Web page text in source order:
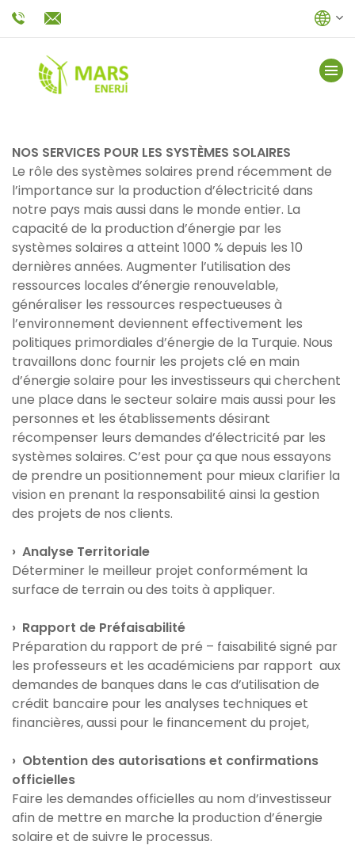
NOS SERVICES POUR LES SYSTÈMES SOLAIRES
Le rôle des systèmes solaires prend récemment de
l’importance sur la production d’électricité dans
notre pays mais aussi dans le monde entier. La
capacité de la production d’énergie par les
systèmes solaires a atteint 1000 % depuis les 10
dernières années. Augmenter l’utilisation des
ressources locales d’énergie renouvelable,
généraliser les ressources respectueuses à
l’environnement deviennent effectivement les
politiques primordiales d’énergie de la Turquie. Nous
travaillons donc fournir les projets clé en main
d’énergie solaire pour les investisseurs qui cherchent
une place dans le secteur solaire mais aussi pour les
personnes et les établissements désirant
récompenser leurs demandes d’électricité par les
systèmes solaires. C’est pour ça que nous essayons
de prendre un positionnement pour mieux clarifier la
vision en prenant la responsabilité ainsi la gestion
des projets de nos clients.
› Analyse Territoriale
Déterminer le meilleur projet conformément la
surface de terrain ou des toits à appliquer.
› Rapport de Préfaisabilité
Préparation du rapport de pré – faisabilité signé par
les professeurs et les académiciens par rapport aux
demandes de banques dans le cas d’utilisation de
crédit bancaire pour les analyses techniques et
financières, aussi pour le financement du projet,
› Obtention des autorisations et confirmations
officielles
Faire les demandes officielles au nom d’investisseur
afin de mettre en marche la production d’énergie
solaire et de suivre le processus.